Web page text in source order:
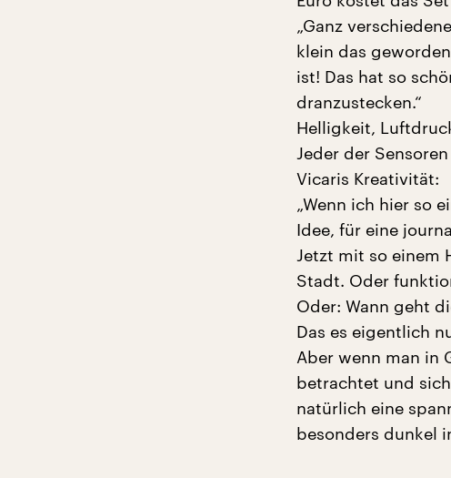
„Ganz
klein das
ist! Das hat so
dranzustecken.“
Helligkeit,
Jeder der
Vicaris Kreativität:
„Wenn ich hier so
Idee, für eine
Jetzt mit so einem
Stadt. Oder
Oder: Wann geht
Das es eigentlich
Aber wenn man in
betrachtet und
natürlich eine
besonders dunkel